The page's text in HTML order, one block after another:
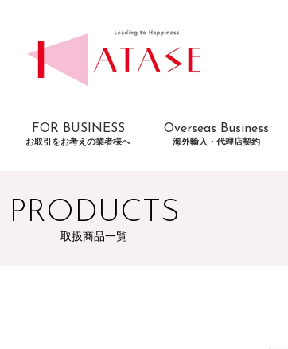
FOR BUSINESS
お取引をお考えの業者様へ
Overseas Business
海外輸入・代理店契約
PRODUCTS
取扱商品一覧